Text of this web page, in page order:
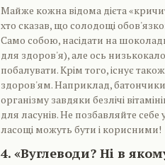
Майже кожна відома дієта
хто сказав, що солодощі
Само собою, насідати на
для здоров'я), але ось
побалувати. Крім того, існує
здоров'ям. Наприклад,
організму завдяки безлічі
для ласунів. Не позбавляйте
ласощі можуть бути і корисними!
4. «Вуглеводи? Ні в